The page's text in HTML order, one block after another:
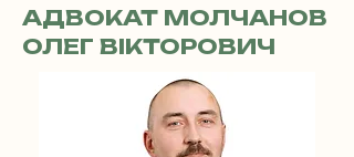
АДВОКАТ МОЛЧАНОВ
ОЛЕГ ВІКТОРОВИЧ